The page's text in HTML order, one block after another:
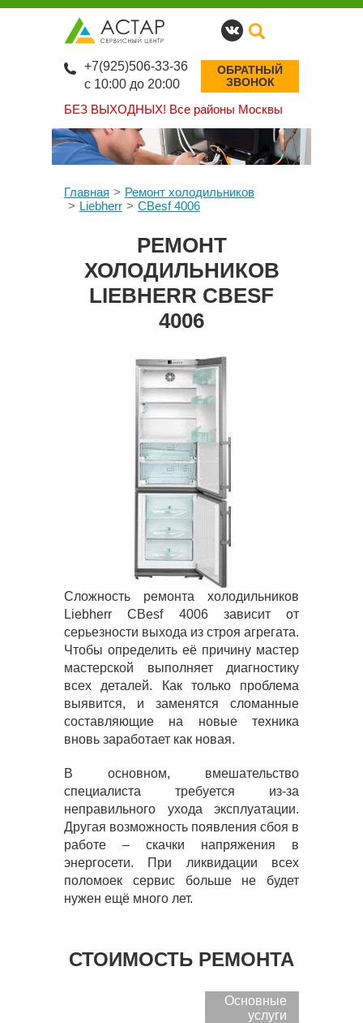
БЕЗ ВЫХОДНЫХ! Все районы Москвы
+7(925)506-33-36
с 10:00 до 20:00
ОБРАТНЫЙ
ЗВОНОК
Главная
Ремонт холодильников
Liebherr
CBesf 4006
РЕМОНТ
ХОЛОДИЛЬНИКОВ
LIEBHERR CBESF
4006
Сложность ремонта холодильников
Liebherr CBesf 4006 зависит от
серьезности выхода из строя агрегата.
Чтобы определить её причину мастер
мастерской выполняет диагностику
всех деталей. Как только проблема
выявится, и заменятся сломанные
составляющие на новые техника
вновь заработает как новая.
В основном, вмешательство
специалиста требуется из-за
неправильного ухода эксплуатации.
Другая возможность появления сбоя в
работе – скачки напряжения в
энергосети. При ликвидации всех
поломоек сервис больше не будет
нужен ещё много лет.
СТОИМОСТЬ РЕМОНТА
Основные
услуги